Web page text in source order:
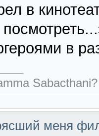
в
в
Sabacthani?
меня